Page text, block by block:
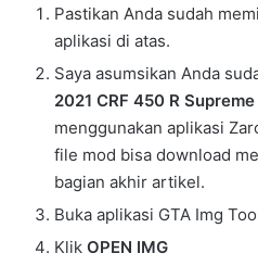
Pastikan Anda sudah
aplikasi di atas.
Saya asumsikan Anda
2021 CRF 450 R Supreme
menggunakan aplikasi
file mod bisa download
bagian akhir artikel.
Buka aplikasi GTA Img
Klik OPEN IMG